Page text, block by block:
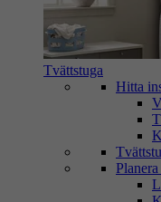
Tvättstuga
Hitta